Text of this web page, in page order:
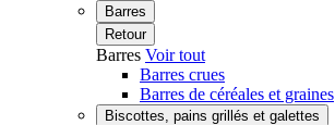
Barres
Retour
Barres Voir tout
Barres crues
Barres de céréales et graines
Biscottes, pains grillés et galettes